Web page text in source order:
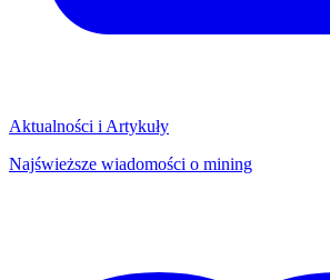
Aktualności i Artykuły
Najświeższe wiadomości o mining